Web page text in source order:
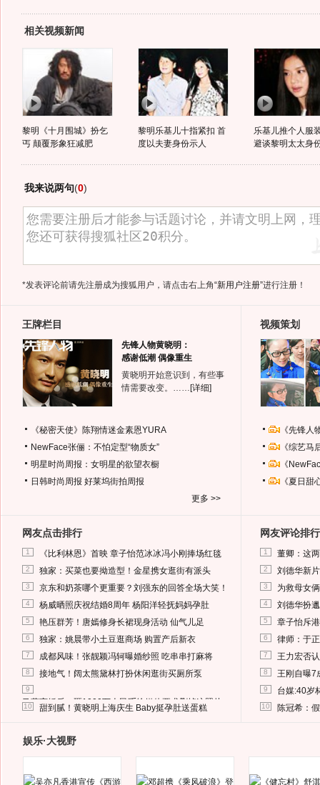
相关视频新闻
黎明《十月围城》扮乞
丐 颠覆形象狂减肥
黎明乐基儿十指紧扣 首
度以夫妻身份示人
乐基儿推个人服
避谈黎明太太身
我来说两句(0)
*发表评论前请先注册成为搜狐用户，请点击右上角“新用户注册”进行注册！
王牌栏目
先锋人物黄晓明：
感谢低潮 偶像重生
黄晓明开始意识到，有些事
情需要改变。…… [详细]
《秘密天使》陈翔情迷金素恩YURA
NewFace张俪：不怕定型“物质女”
明星时尚周报：女明星的欲望衣橱
日韩时尚周报 好莱坞街拍周报
更多 >>
视频策划
《先锋
《综艺
《
《夏日
网友点击排行
1 《比利林恩》首映 章子怡范冰冰冯小刚捧场红毯
2 独家：买菜也要拗造型！金星携女逛街有派头
3 京东和奶茶哪个更重要？刘强东的回答全场大笑！
4 杨威晒照庆祝结婚8周年 杨阳洋轻抚妈妈孕肚
5 艳压群芳！唐嫣修身长裙现身活动 仙气儿足
6 独家：姚晨带小土豆逛商场 购置产后新衣
7 成都风味！张靓颖冯轲曝婚纱照 吃串串打麻将
8 接地气！阔太熊黛林打扮休闲逛街买厕所泵
9
马蓉离婚后，砸1000万人民币给媒体要求删掉这照片
10 甜到腻！黄晓明上海庆生 Baby挺孕肚送蛋糕
网友评论排行
1 董卿：这
2 刘德华新
3 为救母女
4 刘德华扮
5 章子怡斥
6 律师：于
7 王力宏否
8 王刚自曝7
9 台媒:40岁
10 陈冠希：
娱乐·大视野